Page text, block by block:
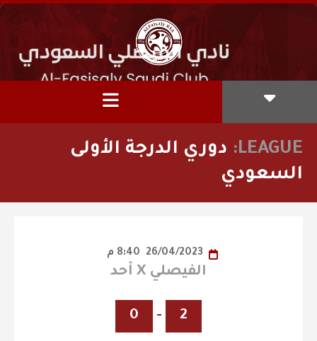
LEAGUE:
دوري الدرجة الأولى
السعودي
الفيصلي X أحد
2
-
0